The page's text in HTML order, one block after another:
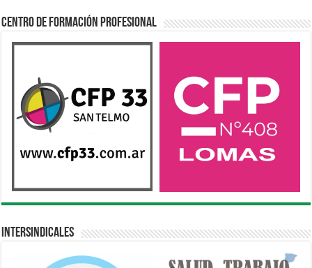
Centro de Formación Profesional
Intersindicales